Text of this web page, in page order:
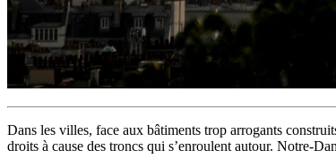
Dans les villes, face aux bâtiments trop arrogants
droits à cause des troncs qui s’enroulent autour. Notre-